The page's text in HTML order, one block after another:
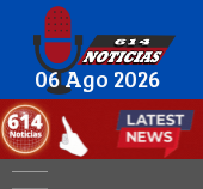
06 Ago 2026